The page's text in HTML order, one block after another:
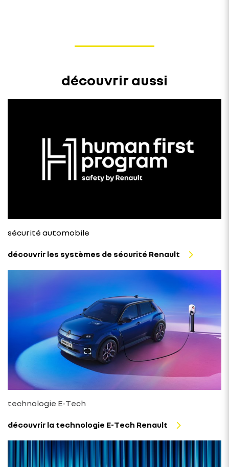
découvrir aussi
sécurité automobile
découvrir les systèmes de sécurité Renault
technologie E-Tech
découvrir la technologie E-Tech Renault